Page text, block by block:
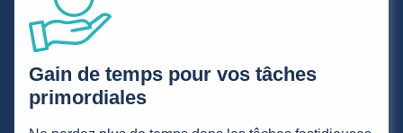
Gain de temps pour vos tâches
primordiales